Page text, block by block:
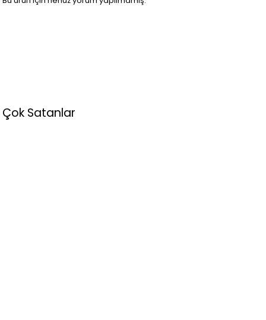
Çok Satanlar